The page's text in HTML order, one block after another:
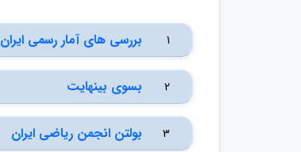
1 بررسي هاي آمار رسمي ايران
2 بسوي بينهايت
3 بولتن انجمن رياضي ايران